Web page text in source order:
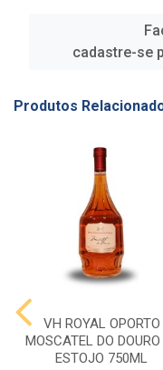
cadastre-se
Produtos
VH ROYAL OPORTO
MOSCATEL DO
ESTOJO 750ML